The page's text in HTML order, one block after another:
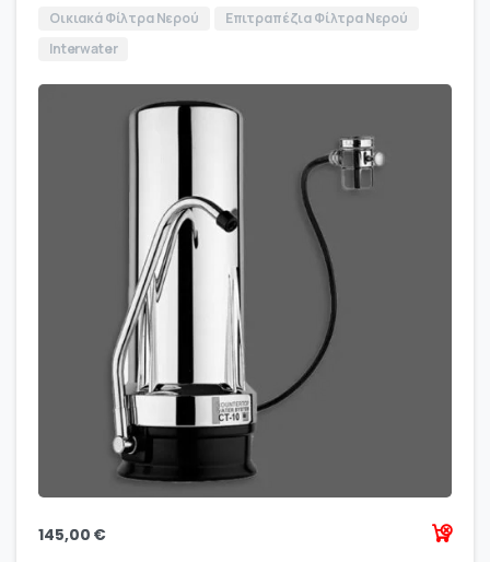
Οικιακά Φίλτρα Νερού
Επιτραπέζια Φίλτρα Νερού
Interwater
145,00 €